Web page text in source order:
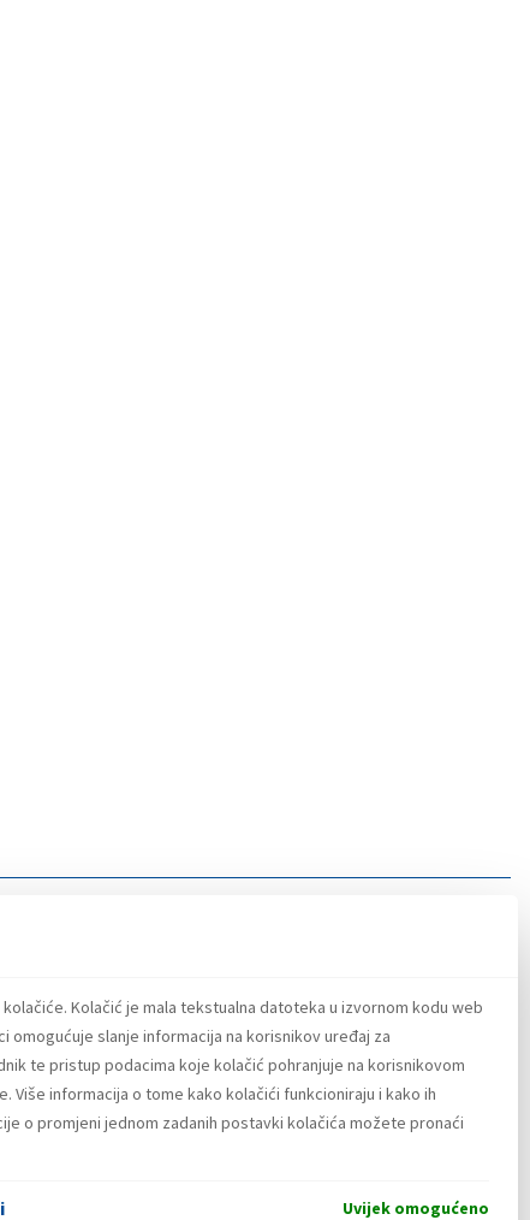
Kolačić je mala tekstualna datoteka u izvornom kodu web
omogućuje slanje informacija na korisnikov uređaj za
te pristup podacima koje kolačić pohranjuje na korisnikovom
Više informacija o tome kako kolačići funkcioniraju i kako ih
o promjeni jednom zadanih postavki kolačića možete pronaći
Uvijek omogućeno